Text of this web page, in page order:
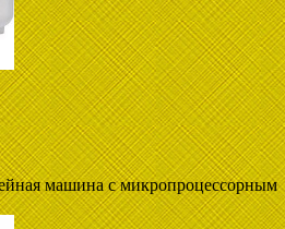
машина с микропроцессорным